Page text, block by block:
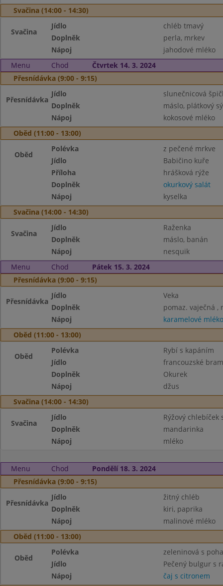
Svačina (14:00 - 14:30)
Svačina
Jídlo
chléb tmavý
Doplněk
perla, mrkev
Nápoj
jahodové mléko
Menu
Chod
Čtvrtek 14. 3. 2024
Přesnídávka (9:00 - 9:15)
Přesnídávka
Jídlo
slunečnicová
Doplněk
máslo, plátkový
Nápoj
kokosové mléko
Oběd (11:00 - 13:00)
Oběd
Polévka
z pečené mrkve
Jídlo
Babičino kuře
Příloha
hrášková rýže
Doplněk
okurkový salát
Nápoj
kyselka
Svačina (14:00 - 14:30)
Svačina
Jídlo
Raženka
Doplněk
máslo, banán
Nápoj
nesquik
Menu
Chod
Pátek 15. 3. 2024
Přesnídávka (9:00 - 9:15)
Přesnídávka
Jídlo
Veka
Doplněk
pomaz. vaječná ,
Nápoj
karamelové mléko
Oběd (11:00 - 13:00)
Oběd
Polévka
Rybí s kapáním
Jídlo
francouzské
Doplněk
Okurek
Nápoj
džus
Svačina (14:00 - 14:30)
Svačina
Jídlo
Rýžový chlebíček
Doplněk
mandarinka
Nápoj
mléko
Menu Chod
Pondělí 18. 3. 2024
Přesnídávka (9:00 - 9:15)
Přesnídávka
Jídlo
žitný chléb
Doplněk
kiri, paprika
Nápoj
malinové mléko
Oběd (11:00 - 13:00)
Oběd
Polévka
zeleninová s
Jídlo
Pečený bulgur s
Nápoj
čaj s citronem